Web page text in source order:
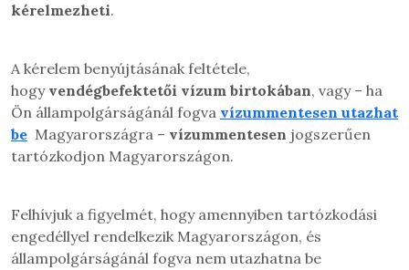
kérelmezheti.
A kérelem benyújtásának feltétele,
hogy vendégbefektetői vízum birtokában, vagy – ha
Ön állampolgárságánál fogva vízummentesen utazhat
be Magyarországra – vízummentesen jogszerűen
tartózkodjon Magyarországon.
Felhívjuk a figyelmét, hogy amennyiben tartózkodási
engedéllyel rendelkezik Magyarországon, és
állampolgárságánál fogva nem utazhatna be